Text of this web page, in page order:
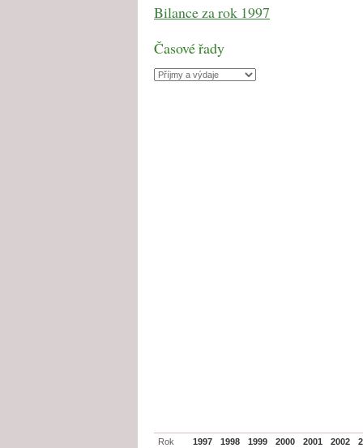
Bilance za rok 1997
Časové řady
Rok 1997 1998 1999 2000 2001 2002